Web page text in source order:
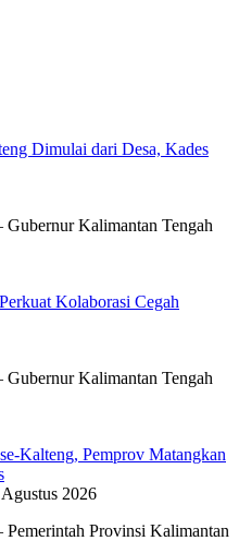
Dimulai dari Desa, Kades
Gubernur Kalimantan Tengah
Kolaborasi Cegah
Gubernur Kalimantan Tengah
Kalteng, Pemprov Matangkan
2026
Pemerintah Provinsi Kalimantan